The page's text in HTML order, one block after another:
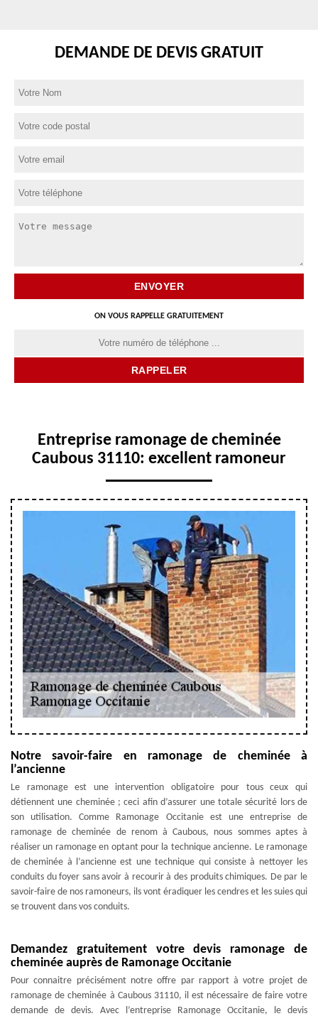
DEMANDE DE DEVIS GRATUIT
ON VOUS RAPPELLE GRATUITEMENT
Entreprise ramonage de cheminée
Caubous 31110: excellent ramoneur
Notre savoir-faire en ramonage de cheminée à
l’ancienne
Le ramonage est une intervention obligatoire pour tous ceux qui
détiennent une cheminée ; ceci afin d’assurer une totale sécurité lors de
son utilisation. Comme Ramonage Occitanie est une entreprise de
ramonage de cheminée de renom à Caubous, nous sommes aptes à
réaliser un ramonage en optant pour la technique ancienne. Le ramonage
de cheminée à l’ancienne est une technique qui consiste à nettoyer les
conduits du foyer sans avoir à recourir à des produits chimiques. De par le
savoir-faire de nos ramoneurs, ils vont éradiquer les cendres et les suies qui
se trouvent dans vos conduits.
Demandez gratuitement votre devis ramonage de
cheminée auprès de Ramonage Occitanie
Pour connaitre précisément notre offre par rapport à votre projet de
ramonage de cheminée à Caubous 31110, il est nécessaire de faire votre
demande de devis. Avec l’entreprise Ramonage Occitanie, le devis